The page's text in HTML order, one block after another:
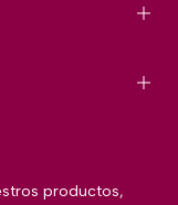
productos,